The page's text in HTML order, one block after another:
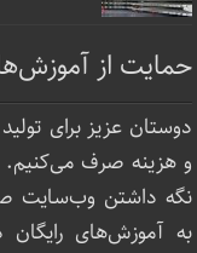
حمایت از
دوستان عزیز برای
و هزینه صرف می‌کنیم.
نگه داشتن وب‌سایت
به آموزش‌های